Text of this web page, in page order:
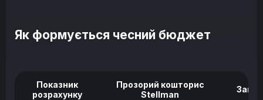
Як формується чесний бюджет
Показник
розрахунку
Прозорий кошторис
Stellman